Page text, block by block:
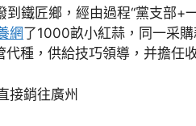
到鐵匠鄉，經由過程“黨支部+
網了1000畝小紅蒜，同一采購
代種，供給技巧領導，并擔任
接銷往廣州